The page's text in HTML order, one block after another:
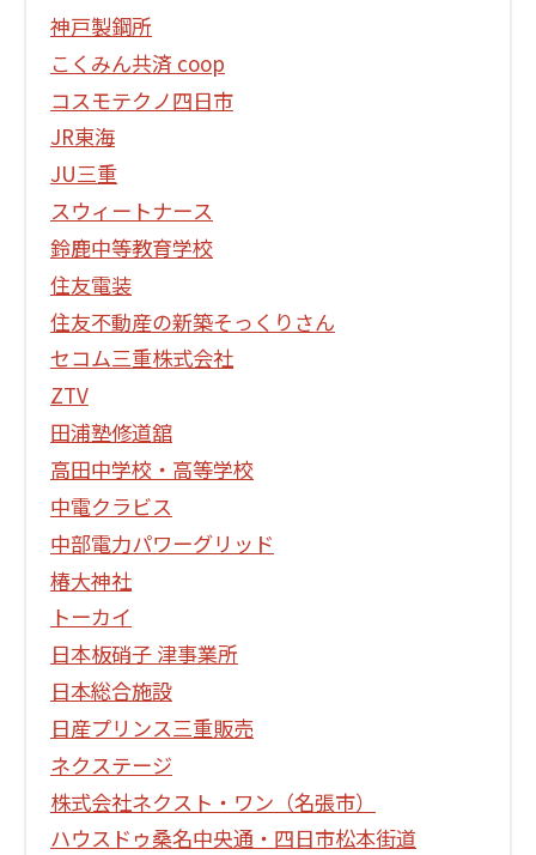
神戸製鋼所
こくみん共済 coop
コスモテクノ四日市
JR東海
JU三重
スウィートナース
鈴鹿中等教育学校
住友電装
住友不動産の新築そっくりさん
セコム三重株式会社
ZTV
田浦塾修道舘
高田中学校・高等学校
中電クラビス
中部電力パワーグリッド
椿大神社
トーカイ
日本板硝子 津事業所
日本総合施設
日産プリンス三重販売
ネクステージ
株式会社ネクスト・ワン（名張市）
ハウスドゥ桑名中央通・四日市松本街道